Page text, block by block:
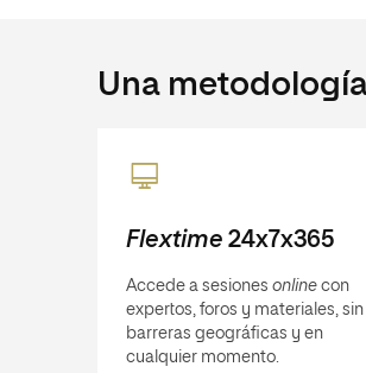
Una
Flextime 24x7x365
Accede a sesiones online con
expertos, foros y materiales, sin
barreras geográficas y en
cualquier momento.